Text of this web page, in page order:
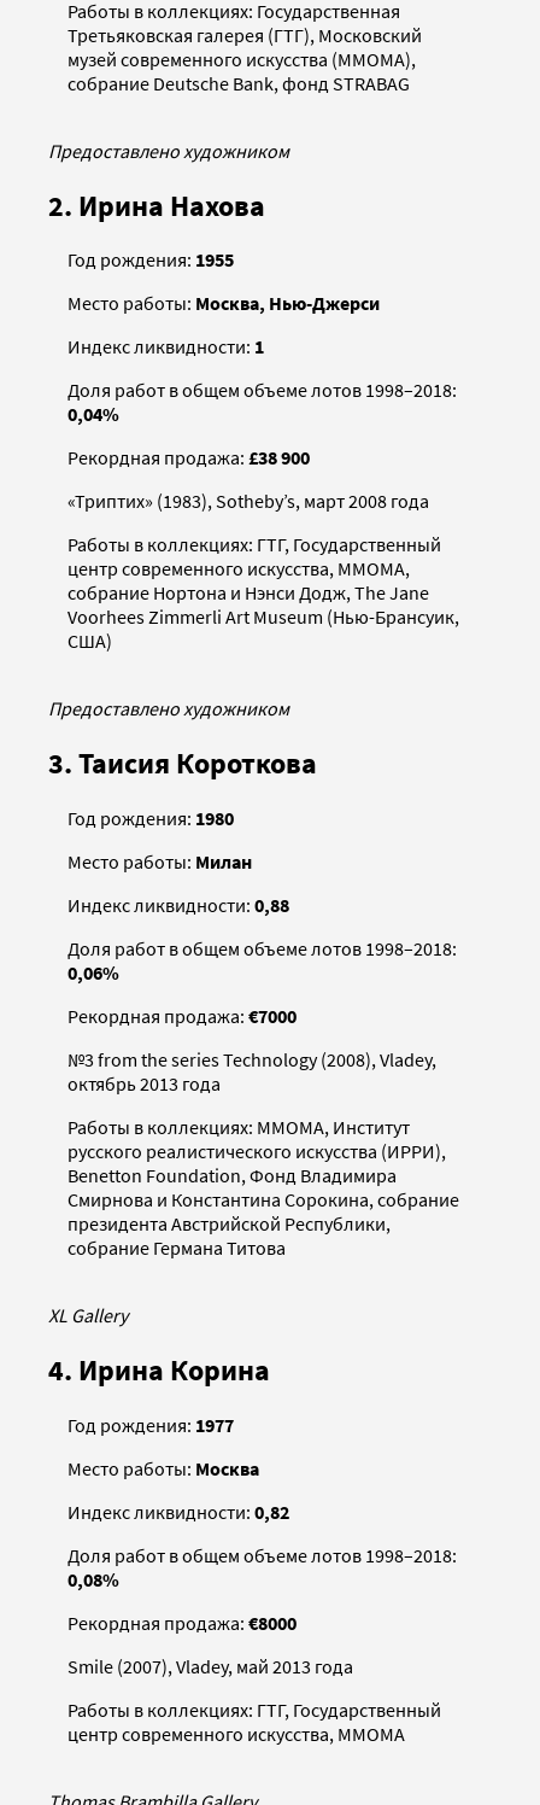
Работы в коллекциях: Государственная
Третьяковская галерея (ГТГ), Московский
музей современного искусства (MMОMA),
собрание Deutsche Bank, фонд STRABAG
Предоставлено художником
2. Ирина Нахова
Год рождения: 1955
Место работы: Москва, Нью-Джерси
Индекс ликвидности: 1
Доля работ в общем объеме лотов 1998–2018:
0,04%
Рекордная продажа: £38 900
«Триптих» (1983), Sotheby’s, март 2008 года
Работы в коллекциях: ГТГ, Государственный
центр современного искусства, ММОМА,
собрание Нортона и Нэнси Додж, The Jane
Voorhees Zimmerli Art Museum (Нью-Брансуик,
США)
Предоставлено художником
3. Таисия Короткова
Год рождения: 1980
Место работы: Милан
Индекс ликвидности: 0,88
Доля работ в общем объеме лотов 1998–2018:
0,06%
Рекордная продажа: €7000
№3 from the series Technology (2008), Vladey,
октябрь 2013 года
Работы в коллекциях: MMOMA, Институт
русского реалистического искусства (ИРРИ),
Benetton Foundation, Фонд Владимира
Смирнова и Константина Сорокина, собрание
президента Австрийской Республики,
собрание Германа Титова
XL Gallery
4. Ирина Корина
Год рождения: 1977
Место работы: Москва
Индекс ликвидности: 0,82
Доля работ в общем объеме лотов 1998–2018:
0,08%
Рекордная продажа: €8000
Smile (2007), Vladey, май 2013 года
Работы в коллекциях: ГТГ, Государственный
центр современного искусства, ММОМА